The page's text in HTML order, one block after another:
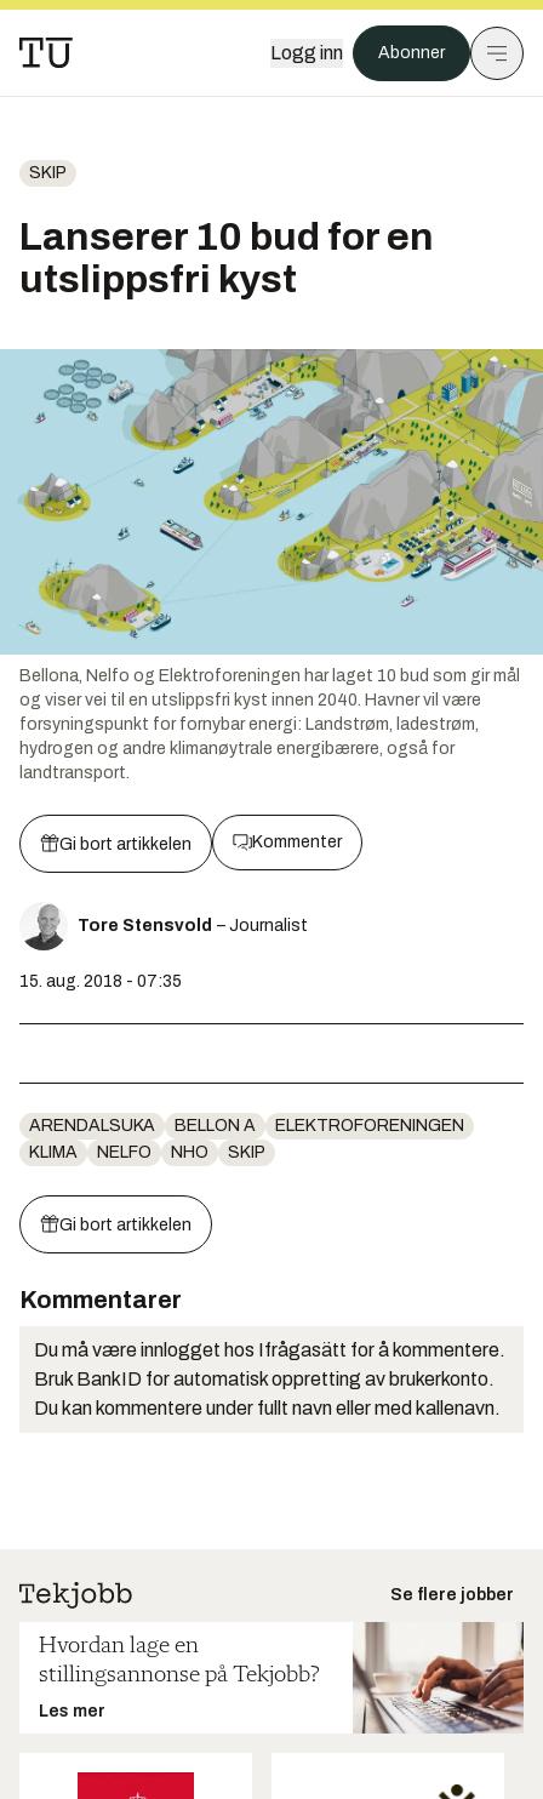
Logg inn Abonner
SKIP
Lanserer 10 bud for en
utslippsfri kyst
Bellona, Nelfo og Elektroforeningen har laget 10 bud som gir mål
og viser vei til en utslippsfri kyst innen 2040. Havner vil være
forsyningspunkt for fornybar energi: Landstrøm, ladestrøm,
hydrogen og andre klimanøytrale energibærere, også for
landtransport.
Gi bort artikkelen Kommenter
Tore Stensvold – Journalist
15. aug. 2018 - 07:35
ARENDALSUKA BELLON A
ELEKTROFORENINGEN
KLIMA
NELFO NHO SKIP
Gi bort artikkelen
Kommentarer
Du må være innlogget hos Ifrågasätt for å kommentere.
Bruk BankID for automatisk oppretting av brukerkonto.
Du kan kommentere under fullt navn eller med kallenavn.
Se flere jobber
Hvordan lage en
stillingsannonse på Tekjobb?
Les mer